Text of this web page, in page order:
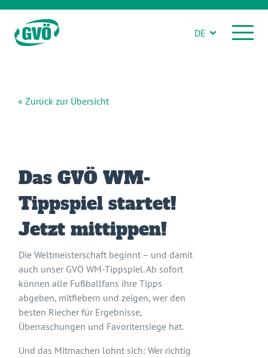
DE
« Zurück zur Übersicht
Das GVÖ WM-
Tippspiel startet!
Jetzt mittippen!
Die Weltmeisterschaft beginnt – und damit
auch unser GVÖ WM-Tippspiel. Ab sofort
können alle Fußballfans ihre Tipps
abgeben, mitfiebern und zeigen, wer den
besten Riecher für Ergebnisse,
Überraschungen und Favoritensiege hat.
Und das Mitmachen lohnt sich: Wer richtig